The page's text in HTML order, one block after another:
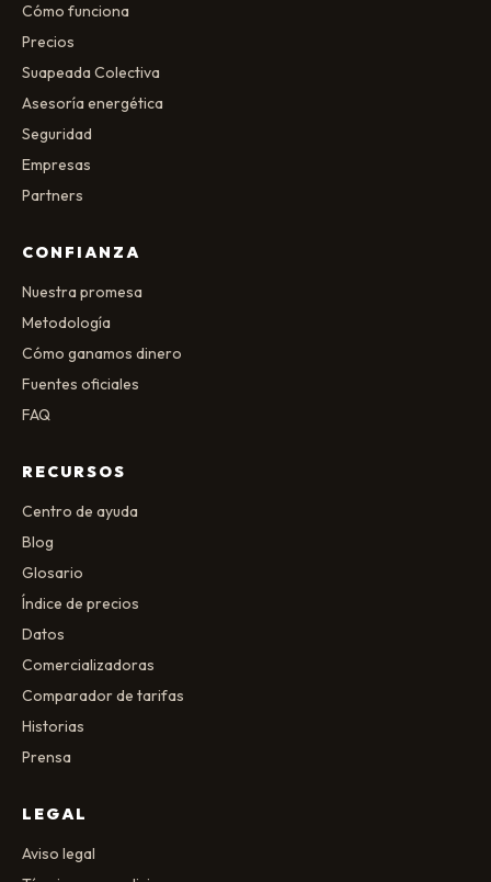
Cómo funciona
Precios
Suapeada Colectiva
Asesoría energética
Seguridad
Empresas
Partners
CONFIANZA
Nuestra promesa
Metodología
Cómo ganamos dinero
Fuentes oficiales
FAQ
RECURSOS
Centro de ayuda
Blog
Glosario
Índice de precios
Datos
Comercializadoras
Comparador de tarifas
Historias
Prensa
LEGAL
Aviso legal